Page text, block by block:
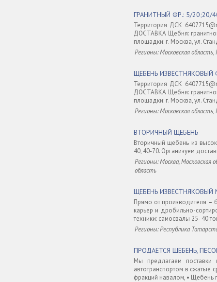
ГРАНИТНЫЙ ФР.: 5/20;20/
Территория ДСК
ДОСТАВКА Щебня:
площадки: г. Москва, ул.
Регионы: Московская область,
ЩЕБЕНЬ ИЗВЕСТНЯКОВЫЙ
Территория ДСК
ДОСТАВКА Щебня:
площадки: г. Москва, ул.
Регионы: Московская область,
ВТОРИЧНЫЙ ЩЕБЕНЬ
Вторичный щебень из
40, 40-70. Организуем
Регионы: Москва, Московская
область
ЩЕБЕНЬ ИЗВЕСТНЯКОВЫЙ
Прямо от производителя –
карьер и дробильно-
техники: самосвалы 25- 40
Регионы: Республика
ПРОДАЕТСЯ ЩЕБЕНЬ,
Мы предлагаем поставки
автотранспортом в сжатые
фракций навалом, • Щебень